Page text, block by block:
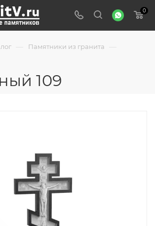
0
— Памятники из гранита —
109